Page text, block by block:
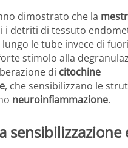
dimostrato che la
i detriti di tessuto
le tube invece di
stimolo alla
di citochine
, che sensibilizzano le
neuroinfiammazione.
sensibilizzazione